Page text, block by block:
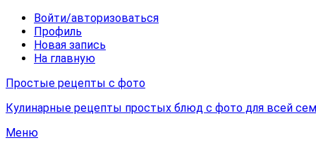
Войти/авторизоваться
Профиль
Новая запись
На главную
Простые рецепты с фото
Кулинарные рецепты простых блюд с фото для всей
Меню